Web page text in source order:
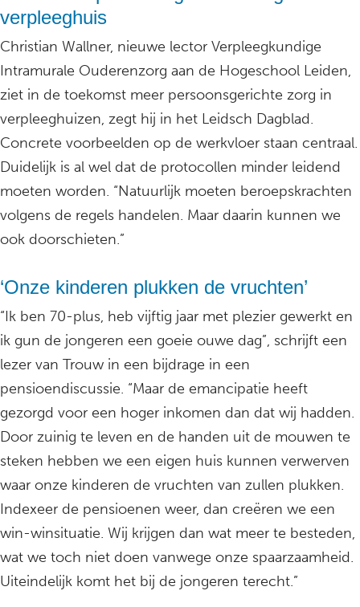
verpleeghuis
Christian Wallner, nieuwe lector Verpleegkundige
Intramurale Ouderenzorg aan de Hogeschool Leiden,
ziet in de toekomst meer persoonsgerichte zorg in
verpleeghuizen, zegt hij in het Leidsch Dagblad.
Concrete voorbeelden op de werkvloer staan centraal.
Duidelijk is al wel dat de protocollen minder leidend
moeten worden. “Natuurlijk moeten beroepskrachten
volgens de regels handelen. Maar daarin kunnen we
ook doorschieten.”
‘Onze kinderen plukken de vruchten’
“Ik ben 70-plus, heb vijftig jaar met plezier gewerkt en
ik gun de jongeren een goeie ouwe dag”, schrijft een
lezer van Trouw in een bijdrage in een
pensioendiscussie. “Maar de emancipatie heeft
gezorgd voor een hoger inkomen dan dat wij hadden.
Door zuinig te leven en de handen uit de mouwen te
steken hebben we een eigen huis kunnen verwerven
waar onze kinderen de vruchten van zullen plukken.
Indexeer de pensioenen weer, dan creëren we een
win-winsituatie. Wij krijgen dan wat meer te besteden,
wat we toch niet doen vanwege onze spaarzaamheid.
Uiteindelijk komt het bij de jongeren terecht.”